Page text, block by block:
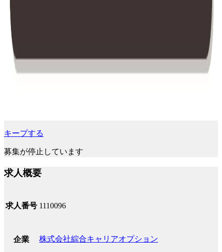
キープする
募集が停止しています
求人概要
求人番号 1110096
企業 株式会社綜合キャリアオプション